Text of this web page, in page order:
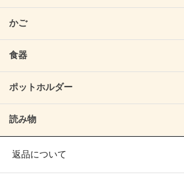
かご
食器
ポットホルダー
読み物
返品について